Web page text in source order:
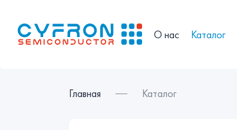
О нас Каталог
Главная Каталог